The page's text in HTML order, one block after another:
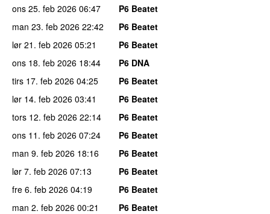
ons 25. feb 2026 06:47
P6 Beatet
man 23. feb 2026 22:42
P6 Beatet
lør 21. feb 2026 05:21
P6 Beatet
ons 18. feb 2026 18:44
P6 DNA
tirs 17. feb 2026 04:25
P6 Beatet
lør 14. feb 2026 03:41
P6 Beatet
tors 12. feb 2026 22:14
P6 Beatet
ons 11. feb 2026 07:24
P6 Beatet
man 9. feb 2026 18:16
P6 Beatet
lør 7. feb 2026 07:13
P6 Beatet
fre 6. feb 2026 04:19
P6 Beatet
man 2. feb 2026 00:21
P6 Beatet